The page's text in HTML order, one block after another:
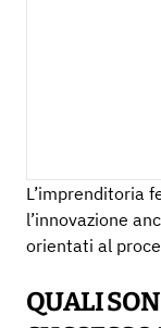
L’imprenditoria
l’innovazione
orientati al
QUALI